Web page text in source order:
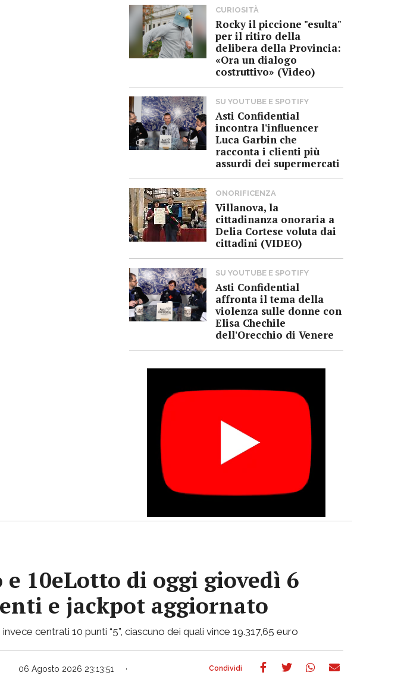
CURIOSITÀ
Rocky il piccione "esulta"
per il ritiro della
delibera della Provincia:
«Ora un dialogo
costruttivo» (Video)
SU YOUTUBE E SPOTIFY
Asti Confidential
incontra l'influencer
Luca Garbin che
racconta i clienti più
assurdi dei supermercati
ONORIFICENZA
Villanova, la
cittadinanza onoraria a
Delia Cortese voluta dai
cittadini (VIDEO)
SU YOUTUBE E SPOTIFY
Asti Confidential
affronta il tema della
violenza sulle donne con
Elisa Chechile
dell'Orecchio di Venere
10eLotto di oggi giovedì 6
e jackpot aggiornato
centrati 10 punti “5”, ciascuno dei quali vince 19.317,65 euro
06 Agosto 2026 23:13:51